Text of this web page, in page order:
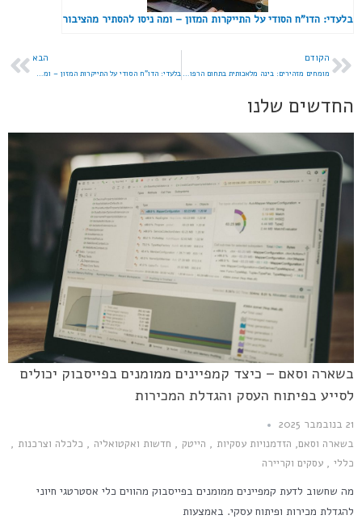
בלעדי: הדו"ח הסודי על התייקרות המזון – ומה ניסו להסתיר מהציבור
הקודם
מומחים מזהירים: בינה מלאכותית בתחום הרפואה – האם אנחנו הולכים רחוק מדי?
הבא
בלעדי: הדו"ח הסודי על התייקרות המזון – ומה ניסו להסתיר מהציבור
החדשים שלנו
בשארה וסאם – כיצד קמפיינים ממומנים בפייסבוק יכולים
לסייע בפיתוח העסק והגדלת המכירות
21 בנובמבר 2025
בשארה וסאם, הזדמנויות עסקיות , הייטק , חדשות ואקטואליה , כלכלה וצרכנות ,
כללי , עסקים וקריירה
מה שחשוב לדעת קמפיינים ממומנים בפייסבוק מהווים כלי אסטרטגי חיוני
להגדלת מכירות ופיתוח עסקי. באמצעות